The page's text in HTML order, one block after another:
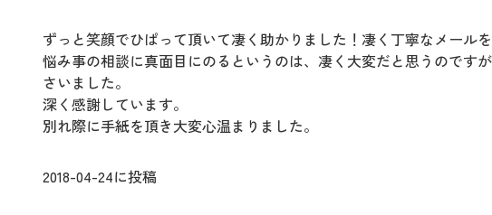
ずっと笑顔でひぱって頂いて凄く助かりました！凄く丁寧なメール
悩み事の相談に真面目にのるというのは、凄く大変だと思うのです
さいました。
深く感謝しています。
別れ際に手紙を頂き大変心温まりました。
2018-04-24に投稿